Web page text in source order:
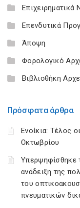
Επιχειρηματικά
Επενδυτικά
Άποψη
Φορολογικό
Βιβλιοθήκη
Πρόσφατα άρθρα
Ενοίκια: Τέλος
Οκτωβρίου
Υπερψηφίσθηκε
ανάδειξη της
του
πνευματικών